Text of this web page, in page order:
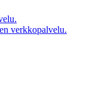
verkkopalvelu.